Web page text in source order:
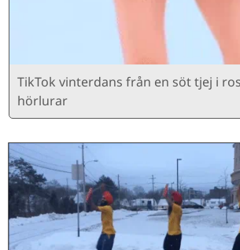
TikTok vinterdans från en söt tjej i
hörlurar